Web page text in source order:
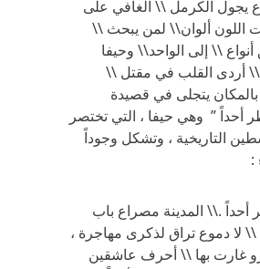
يجول الكرمل \\ الغافي على
ألوان\\ لمن يبحث \\
\\ إلى الواحد\\ وحيفا
أردى القلب في مقتل \\
يتجلى في قصيدة
أحداً ” وهي حيفا ، التي تختصر
التاريخية ، وتشكل وجوداً
:
أحداً .\\ المدينة مصراع باب
\\ لا دموع تراق لذكرى مهاجرة ،
غارت بها \\ أحرف عاشقين